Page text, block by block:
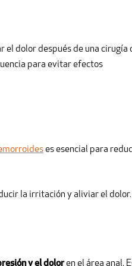
el dolor después de una cirugía
para evitar efectos
es esencial para
la irritación y aliviar el dolor.
y el doloren el área anal.